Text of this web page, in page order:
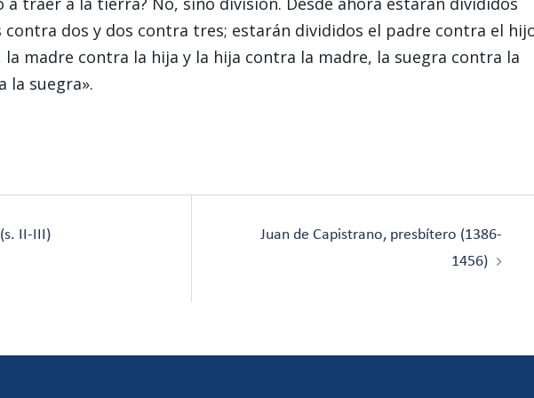
contra dos y dos contra tres; estarán divididos el padre contra el
madre contra la hija y la hija contra la madre, la suegra contra la
la suegra».
II-III)
Juan de Capistrano, presbítero (1386-
1456)